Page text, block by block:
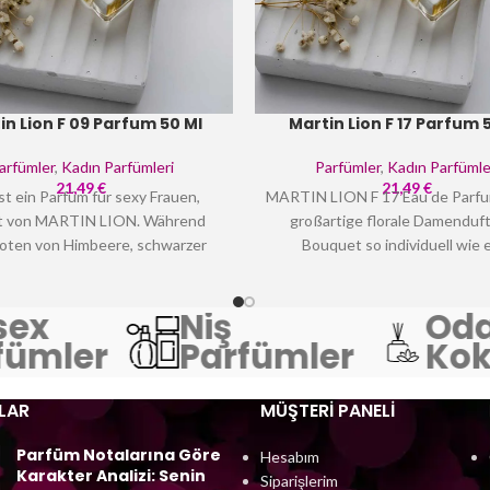
Lion F 09 Parfum 50 Ml
, Kadın Parfümleri
21,49€
ein Parfüm für sexy Frauen,
von MARTIN LION. Während
von Himbeere, schwarzer
Herznoten von Veilchen, roter
und Maiglöckchen auf den
der Frische; In der Basisnote
angenehme Duftnoten, die Sie
den ganzen Tag umgeben.
Martin Lion F 17 Parfum
Parfümler, Kadın
21,49€
MARTIN LION F 17 Eau de
großartige florale
Bouquet so individuell wie
Herausforderung gerecht
unkompliziert verführerisch zu
zugleich mit einer ganz eigenen
verbindet das florale
geheimnisvollen
Niş
Parfümler
Oda
Parfüm Notalarına Göre
Karakter Analizi: Senin
MÜŞTERI PANELI
Hesabım
Siparişlerim